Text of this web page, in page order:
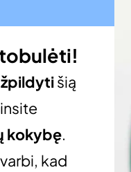
šią
kokybę.
kad